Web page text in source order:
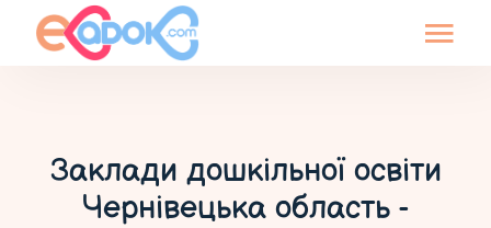
Заклади дошкільної освіти
Чернівецька область -